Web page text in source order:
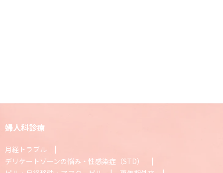
婦人科診療
月経トラブル
デリケートゾーンの悩み・性感染症（STD）